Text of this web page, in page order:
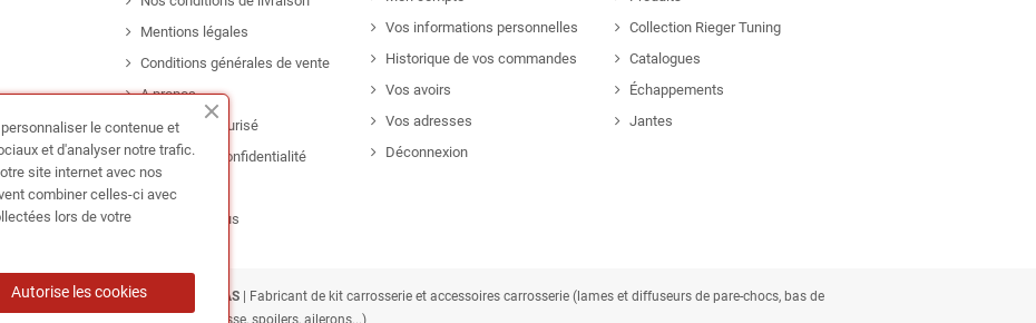
Mentions légales
Conditions générales de vente
A propos
Paiement sécurisé
Politique de confidentialité
Promotion
Contactez-nous
Vos informations personnelles
Historique de vos commandes
Vos avoirs
Vos adresses
Déconnexion
Collection Rieger Tuning
Catalogues
Échappements
Jantes
TUNING France • TUNEDYNAMIC SAS| Fabricant de kit carrosserie et accessoires carrosserie (lames et diffuseurs de pare-chocs, bas de
caisse, spoilers, ailerons...)
le contenue et
et d'analyser notre trafic.
site internet avec nos
combiner celles-ci avec
lors de votre
Autorise les cookies